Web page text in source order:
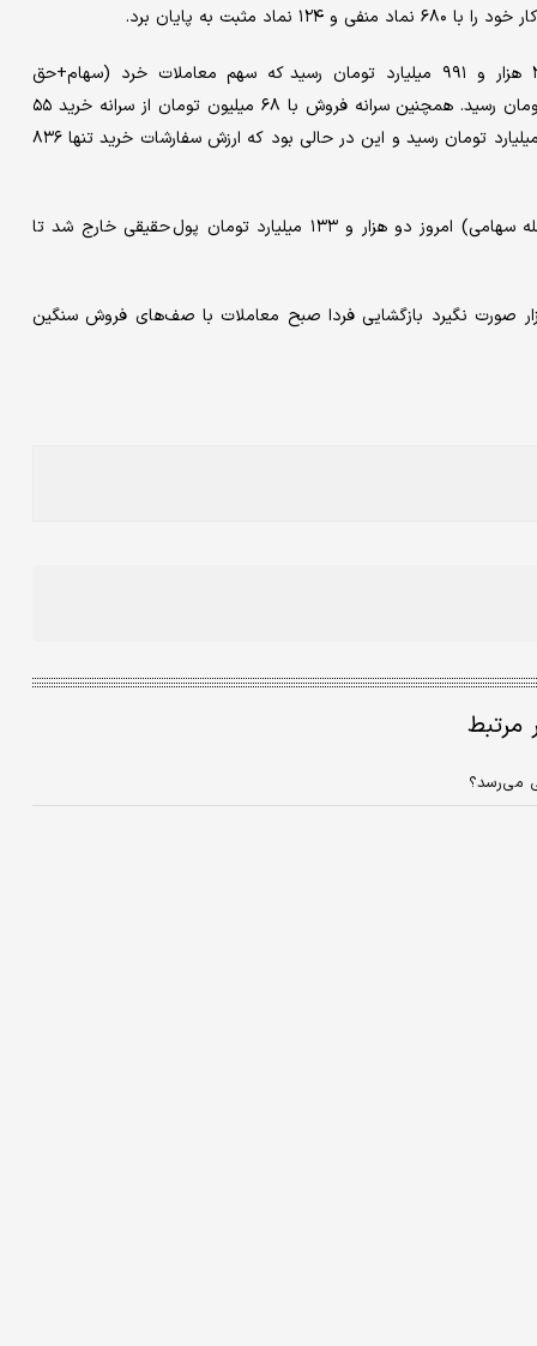
به پایان برد.
در روز سه شنبه، ۲۷ آذرماه ارزش معاملات کل بازار به سطح ۲۳ هزار و ۹۹۱ میلیارد تومان رسید که سهم معاملات خرد (سهام+حق
تقدم+صندوق‌های قابل معامله سهامی) به ۱۷ هزار و ۱۶۴ میلیارد تومان رسید. همچنین سرانه فروش با ۶۸ میلیون تومان از سرانه خرید ۵۵
میلیونی پیشی گرفت و ارزش سفارشات فروش تابلو به دوهزار و ۵۲۷ میلیارد تومان رسید و این در حالی بود که ارزش سفارشات خرید تنها ۸۳۶
همچنین از معاملات خرد (سهام+حق تقدم+صندوق‌های قابل معامله سهامی) امروز دو هزار و ۱۳۳ میلیارد تومان پول حقیقی خارج شد تا
صورت نگیرد بازگشایی فردا صبح معاملات با صف‌های فروش سنگین
مرتبط
می‌رسد؟